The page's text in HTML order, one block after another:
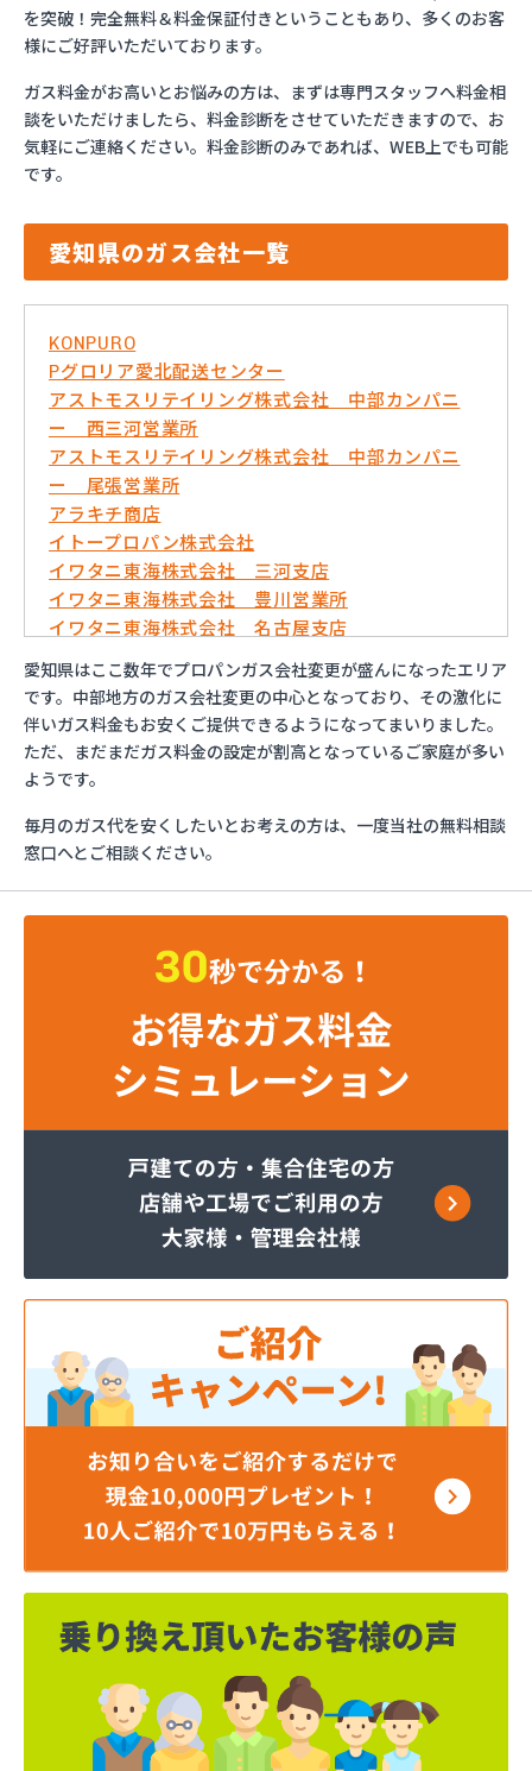
を突破！完全無料＆料金保証付きということもあり、多くのお客
様にご好評いただいております。
ガス料金がお高いとお悩みの方は、まずは専門スタッフへ料金相
談をいただけましたら、料金診断をさせていただきますので、お
気軽にご連絡ください。料金診断のみであれば、WEB上でも可能
です。
愛知県のガス会社一覧
KONPURO
Pグロリア愛北配送センター
アストモスリテイリング株式会社 中部カンパニ
ー 西三河営業所
アストモスリテイリング株式会社 中部カンパニ
ー 尾張営業所
アラキチ商店
イトープロパン株式会社
イワタニ東海株式会社 三河支店
イワタニ東海株式会社 豊川営業所
イワタニ東海株式会社 名古屋支店
イワタニ東海株式会社 名古屋南営業所
およべプロパン
ガスショップイチカワ
ガステックサービス株式会社 安城営業所
ガステックサービス株式会社 西三河支店
ガステックサービス株式会社 蒲郡営業所
ガステックサービス株式会社 吉良営業所
ガステックサービス株式会社 新城営業所
ガステックサービス株式会社 西尾営業所
ガステックサービス株式会社 尾張支店 春日井営
ガステックサービス株式会社 豊川営業所
カネテン商店
サーラプラザ蒲郡
サンダイ燃料店
ジェイエイ・トービス株式会社 名古屋営業所
ダイイチガスコム株式会社 尾張営業所
チリウヒーターサービス
ツバメガス株式会社新城営業所
ニイミガス株式会社
ニイミ産業株式会社 本部・ホームガス
ニイミ産業株式会社 ホームガス 名古屋西営業所
ニイミ産業株式会社 尾張旭営業所
ハタスビルダー株式会社 リボンガス
ひまわり農協 燃料課・プロパンガス
フジオートステーション
フジヨシ商店
フルタ鹿乗店
ます角商店
マルタケ株式会社
マルト尾関商店
愛知県はここ数年でプロパンガス会社変更が盛んになったエリア
です。中部地方のガス会社変更の中心となっており、その激化に
伴いガス料金もお安くご提供できるようになってまいりました。
ただ、まだまだガス料金の設定が割高となっているご家庭が多い
ようです。
毎月のガス代を安くしたいとお考えの方は、一度当社の無料相談
窓口へとご相談ください。